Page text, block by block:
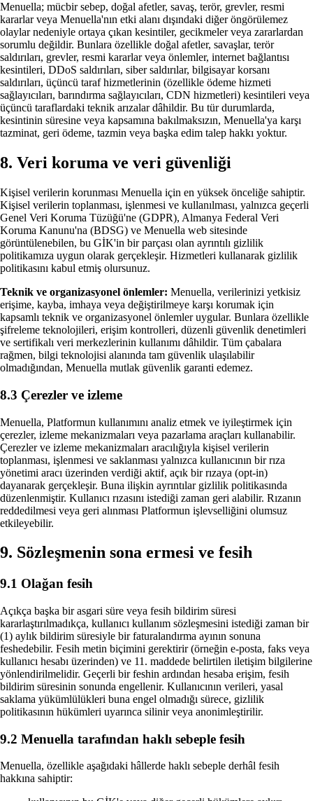
Menuella; mücbir sebep, doğal afetler, savaş, terör, grevler, resmi
kararlar veya Menuella'nın etki alanı dışındaki diğer öngörülemez
olaylar nedeniyle ortaya çıkan kesintiler, gecikmeler veya zararlardan
sorumlu değildir. Bunlara özellikle doğal afetler, savaşlar, terör
saldırıları, grevler, resmi kararlar veya önlemler, internet bağlantısı
kesintileri, DDoS saldırıları, siber saldırılar, bilgisayar korsanı
saldırıları, üçüncü taraf hizmetlerinin (özellikle ödeme hizmeti
sağlayıcıları, barındırma sağlayıcıları, CDN hizmetleri) kesintileri veya
üçüncü taraflardaki teknik arızalar dâhildir. Bu tür durumlarda,
kesintinin süresine veya kapsamına bakılmaksızın, Menuella'ya karşı
tazminat, geri ödeme, tazmin veya başka edim talep hakkı yoktur.
8. Veri koruma ve veri güvenliği
Kişisel verilerin korunması Menuella için en yüksek önceliğe sahiptir.
Kişisel verilerin toplanması, işlenmesi ve kullanılması, yalnızca geçerli
Genel Veri Koruma Tüzüğü'ne (GDPR), Almanya Federal Veri
Koruma Kanunu'na (BDSG) ve Menuella web sitesinde
görüntülenebilen, bu GİK'in bir parçası olan ayrıntılı gizlilik
politikamıza uygun olarak gerçekleşir. Hizmetleri kullanarak gizlilik
politikasını kabul etmiş olursunuz.
Teknik ve organizasyonel önlemler: Menuella, verilerinizi yetkisiz
erişime, kayba, imhaya veya değiştirilmeye karşı korumak için
kapsamlı teknik ve organizasyonel önlemler uygular. Bunlara özellikle
şifreleme teknolojileri, erişim kontrolleri, düzenli güvenlik denetimleri
ve sertifikalı veri merkezlerinin kullanımı dâhildir. Tüm çabalara
rağmen, bilgi teknolojisi alanında tam güvenlik ulaşılabilir
olmadığından, Menuella mutlak güvenlik garanti edemez.
8.3 Çerezler ve izleme
Menuella, Platformun kullanımını analiz etmek ve iyileştirmek için
çerezler, izleme mekanizmaları veya pazarlama araçları kullanabilir.
Çerezler ve izleme mekanizmaları aracılığıyla kişisel verilerin
toplanması, işlenmesi ve saklanması yalnızca kullanıcının bir rıza
yönetimi aracı üzerinden verdiği aktif, açık bir rızaya (opt-in)
dayanarak gerçekleşir. Buna ilişkin ayrıntılar gizlilik politikasında
düzenlenmiştir. Kullanıcı rızasını istediği zaman geri alabilir. Rızanın
reddedilmesi veya geri alınması Platformun işlevselliğini olumsuz
etkileyebilir.
9. Sözleşmenin sona ermesi ve fesih
9.1 Olağan fesih
Açıkça başka bir asgari süre veya fesih bildirim süresi
kararlaştırılmadıkça, kullanıcı kullanım sözleşmesini istediği zaman bir
(1) aylık bildirim süresiyle bir faturalandırma ayının sonuna
feshedebilir. Fesih metin biçimini gerektirir (örneğin e-posta, faks veya
kullanıcı hesabı üzerinden) ve 11. maddede belirtilen iletişim bilgilerine
yönlendirilmelidir. Geçerli bir feshin ardından hesaba erişim, fesih
bildirim süresinin sonunda engellenir. Kullanıcının verileri, yasal
saklama yükümlülükleri buna engel olmadığı sürece, gizlilik
politikasının hükümleri uyarınca silinir veya anonimleştirilir.
9.2 Menuella tarafından haklı sebeple fesih
Menuella, özellikle aşağıdaki hâllerde haklı sebeple derhâl fesih
hakkına sahiptir: